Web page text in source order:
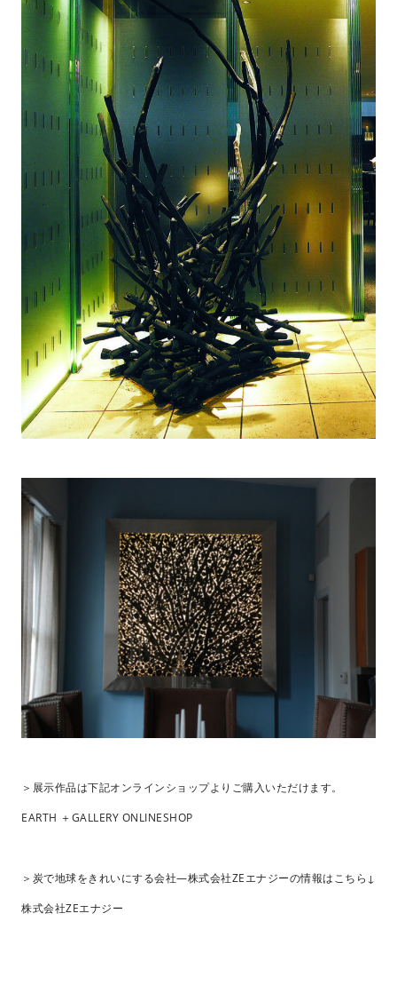
＞展示作品は下記オンラインショップよりご購入いただけます。
EARTH ＋GALLERY ONLINESHOP
＞炭で地球をきれいにする会社―株式会社ZEエナジーの情報はこちら↓
株式会社ZEエナジー